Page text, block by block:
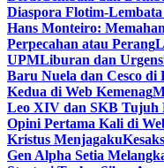
Diaspora Flotim-
Hans Monteiro:
Perpecahan atau Perang
UPMLiburan dan
Baru Nuela dan Cesco di
Kedua di Web Kemenag
Leo XIV dan SKB Tujuh
Opini Pertama Kali di
Kristus Menjagaku
Gen Alpha Setia